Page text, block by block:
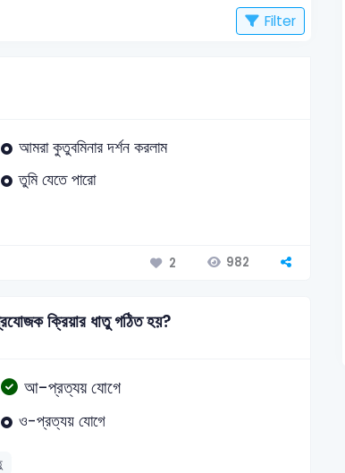
Filter
আমরা কুতুবমিনার দর্শন করলাম
তুমি যেতে পারো
2 982
ক্রিয়ার ধাতু গঠিত হয়?
আ-প্রত্যয় যোগে
ও-প্রত্যয় যোগে